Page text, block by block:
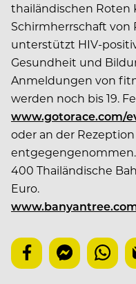
thailändischen Roten
Schirmherrschaft von
unterstützt HIV-
Gesundheit und
Anmeldungen von
werden noch bis 19.
www.gotorace.com/
oder an der
400 Thailändische
Euro.